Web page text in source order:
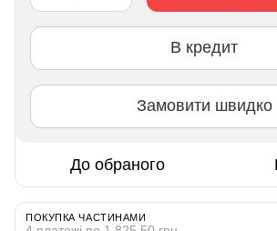
В кредит
Замовити швидко
До обраного
ПОКУПКА ЧАСТИНАМИ